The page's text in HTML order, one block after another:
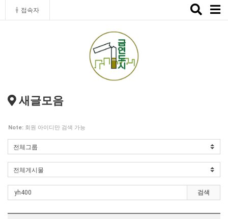
접속자
Toggle
새글모음
Note: 회원 아이디만 검색 가능
검색